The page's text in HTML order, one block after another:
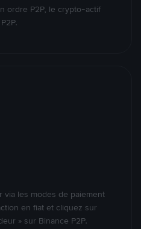
ordre P2P, le crypto-actif
via les modes de paiement
en fiat et cliquez sur
» sur Binance P2P.